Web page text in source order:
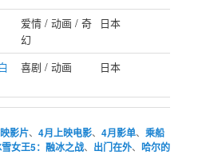
爱情 / 动画 / 奇
幻
日本
喜剧 / 动画 日本
影片、4月上映电影、4月影单、乘船
女王5：融冰之战、 出门在外、哈尔的